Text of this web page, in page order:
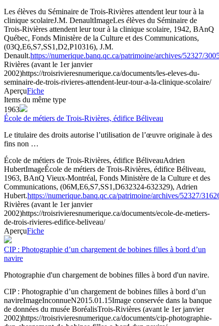
Les élèves du Séminaire de Trois-Rivières attendent leur tour à la
clinique scolaireJ.M. DenaultImageLes élèves du Séminaire de
Trois-Rivières attendent leur tour à la clinique scolaire, 1942, BAnQ
Québec, Fonds Ministère de la Culture et des Communications,
(03Q,E6,S7,SS1,D2,P10316), J.M.
Denault.https://numerique.banq.qc.ca/patrimoine/archives/52327/
Rivières (avant le 1er janvier
2002)https://troisrivieresnumerique.ca/documents/les-eleves-du-
seminaire-de-trois-rivieres-attendent-leur-tour-a-la-clinique-scolaire/
AperçuFiche
Items du même type
1963
École de métiers de Trois-Rivières, édifice Béliveau
Le titulaire des droits autorise l’utilisation de l’œuvre originale à des
fins non …
École de métiers de Trois-Rivières, édifice BéliveauAdrien
HubertImageÉcole de métiers de Trois-Rivières, édifice Béliveau,
1963, BAnQ Vieux-Montréal, Fonds Ministère de la Culture et des
Communications, (06M,E6,S7,SS1,D632324-632329), Adrien
Hubert.https://numerique.banq.qc.ca/patrimoine/archives/52327/
Rivières (avant le 1er janvier
2002)https://troisrivieresnumerique.ca/documents/ecole-de-metiers-
de-trois-rivieres-edifice-beliveau/
AperçuFiche
CIP : Photographie d’un chargement de bobines filles à bord d’un
navire
Photographie d'un chargement de bobines filles à bord d'un navire.
CIP : Photographie d’un chargement de bobines filles à bord d’un
navireImageInconnueN2015.01.15Image conservée dans la banque
de données du musée BoréalisTrois-Rivières (avant le 1er janvier
2002)https://troisrivieresnumerique.ca/documents/cip-photographie-